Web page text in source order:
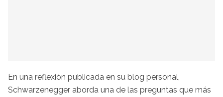
En una reflexión publicada en su blog personal,
Schwarzenegger aborda una de las preguntas que más